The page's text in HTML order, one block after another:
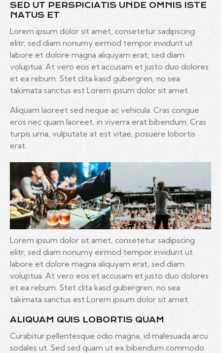
SED UT PERSPICIATIS UNDE OMNIS ISTE
NATUS ET
Lorem ipsum dolor sit amet, consetetur sadipscing
elitr, sed diam nonumy eirmod tempor invidunt ut
labore et dolore magna aliquyam erat, sed diam
voluptua. At vero eos et accusam et justo duo dolores
et ea rebum. Stet clita kasd gubergren, no sea
takimata sanctus est Lorem ipsum dolor sit amet.
Aliquam laoreet sed neque ac vehicula. Cras congue
eros nec quam laoreet, in viverra erat bibendum. Cras
turpis urna, vulputate at est vitae, posuere lobortis
erat.
Lorem ipsum dolor sit amet, consetetur sadipscing
elitr, sed diam nonumy eirmod tempor invidunt ut
labore et dolore magna aliquyam erat, sed diam
voluptua. At vero eos et accusam et justo duo dolores
et ea rebum. Stet clita kasd gubergren, no sea
takimata sanctus est Lorem ipsum dolor sit amet.
ALIQUAM QUIS LOBORTIS QUAM
Curabitur pellentesque odio magna, id malesuada arcu
sodales ut. Sed sed quam ut ex bibendum commodo